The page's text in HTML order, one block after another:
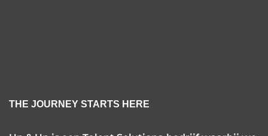
THE JOURNEY STARTS HERE